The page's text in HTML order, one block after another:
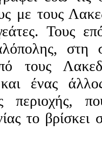
με τους
Τους
στη
τους
ένας
περιοχής,
το βρίσκει